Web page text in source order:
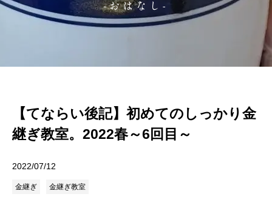
-おはなし-
【てならい後記】初めてのしっかり金
継ぎ教室。2022春～6回目～
2022/07/12
金継ぎ 金継ぎ教室